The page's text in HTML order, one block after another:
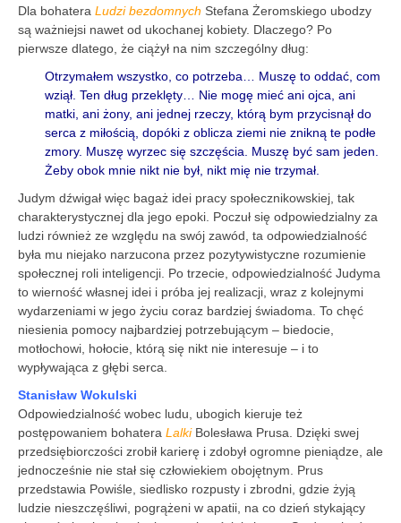
Dla bohatera Ludzi bezdomnych Stefana Żeromskiego ubodzy
są ważniejsi nawet od ukochanej kobiety. Dlaczego? Po
pierwsze dlatego, że ciążył na nim szczególny dług:
Otrzymałem wszystko, co potrzeba… Muszę to oddać, com
wziął. Ten dług przeklęty… Nie mogę mieć ani ojca, ani
matki, ani żony, ani jednej rzeczy, którą bym przycisnął do
serca z miłością, dopóki z oblicza ziemi nie znikną te podłe
zmory. Muszę wyrzec się szczęścia. Muszę być sam jeden.
Żeby obok mnie nikt nie był, nikt mię nie trzymał.
Judym dźwigał więc bagaż idei pracy społecznikowskiej, tak
charakterystycznej dla jego epoki. Poczuł się odpowiedzialny za
ludzi również ze względu na swój zawód, ta odpowiedzialność
była mu niejako narzucona przez pozytywistyczne rozumienie
społecznej roli inteligencji. Po trzecie, odpowiedzialność Judyma
to wierność własnej idei i próba jej realizacji, wraz z kolejnymi
wydarzeniami w jego życiu coraz bardziej świadoma. To chęć
niesienia pomocy najbardziej potrzebującym – biedocie,
motłochowi, hołocie, którą się nikt nie interesuje – i to
wypływająca z głębi serca.
Stanisław Wokulski
Odpowiedzialność wobec ludu, ubogich kieruje też
postępowaniem bohatera LalkiBolesława Prusa. Dzięki swej
przedsiębiorczości zrobił karierę i zdobył ogromne pieniądze, ale
jednocześnie nie stał się człowiekiem obojętnym. Prus
przedstawia Powiśle, siedlisko rozpusty i zbrodni, gdzie żyją
ludzie nieszczęśliwi, pogrążeni w apatii, na co dzień stykający